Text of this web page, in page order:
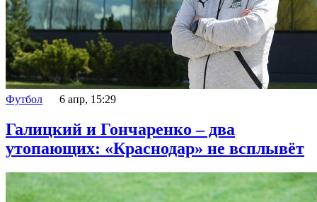
Футбол 6 апр, 15:29
Галицкий и Гончаренко – два
утопающих: «Краснодар» не всплывёт